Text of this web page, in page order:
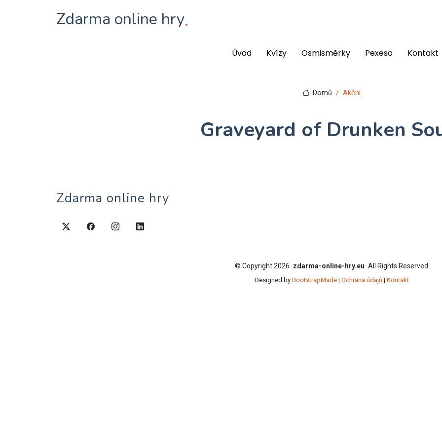
Zdarma online hry.
Úvod Kvízy Osmisměrky Pexeso Kontakt
Domů Akční
Graveyard of Drunken
Zdarma online hry
© Copyright2026 zdarma-online-hry.eu All Rights Reserved
Designed by BootstrapMade| Ochrana údajů| Kontakt